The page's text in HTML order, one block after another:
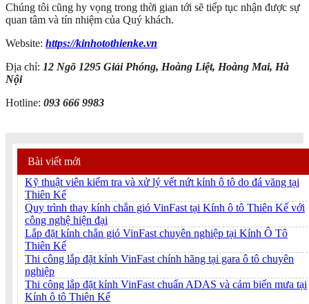
Chúng tôi cũng hy vọng trong thời gian tới sẽ tiếp tục nhận được sự
quan tâm và tín nhiệm của Quý khách.
Website: https://kinhotothienke.vn
Địa chỉ: 12 Ngõ 1295 Giải Phóng, Hoàng Liệt, Hoàng Mai, Hà
Nội
Hotline: 093 666 9983
Bài viết mới
Kỹ thuật viên kiểm tra và xử lý vết nứt kính ô tô do đá văng tại
Thiên Kế
Quy trình thay kính chắn gió VinFast tại Kính ô tô Thiên Kế với
công nghệ hiện đại
Lắp đặt kính chắn gió VinFast chuyên nghiệp tại Kính Ô Tô
Thiên Kế
Thi công lắp đặt kính VinFast chính hãng tại gara ô tô chuyên
nghiệp
Thi công lắp đặt kính VinFast chuẩn ADAS và cảm biến mưa tại
Kính ô tô Thiên Kế